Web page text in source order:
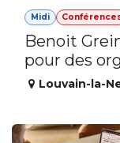
Midi
Benoit
pour des
Louvain-la-